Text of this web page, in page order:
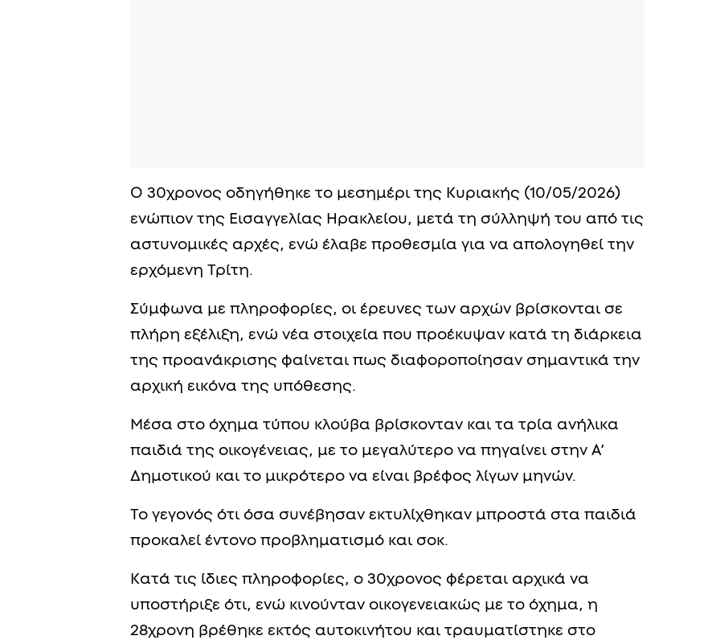
Ο 30χρονος οδηγήθηκε το μεσημέρι της Κυριακής (10/05/2026)
ενώπιον της Εισαγγελίας Ηρακλείου, μετά τη σύλληψή του από τις
αστυνομικές αρχές, ενώ έλαβε προθεσμία για να απολογηθεί την
ερχόμενη Τρίτη.
Σύμφωνα με πληροφορίες, οι έρευνες των αρχών βρίσκονται σε
πλήρη εξέλιξη, ενώ νέα στοιχεία που προέκυψαν κατά τη διάρκεια
της προανάκρισης φαίνεται πως διαφοροποίησαν σημαντικά την
αρχική εικόνα της υπόθεσης.
Μέσα στο όχημα τύπου κλούβα βρίσκονταν και τα τρία ανήλικα
παιδιά της οικογένειας, με το μεγαλύτερο να πηγαίνει στην Α’
Δημοτικού και το μικρότερο να είναι βρέφος λίγων μηνών.
Το γεγονός ότι όσα συνέβησαν εκτυλίχθηκαν μπροστά στα παιδιά
προκαλεί έντονο προβληματισμό και σοκ.
Κατά τις ίδιες πληροφορίες, ο 30χρονος φέρεται αρχικά να
υποστήριξε ότι, ενώ κινούνταν οικογενειακώς με το όχημα, η
28χρονη βρέθηκε εκτός αυτοκινήτου και τραυματίστηκε στο